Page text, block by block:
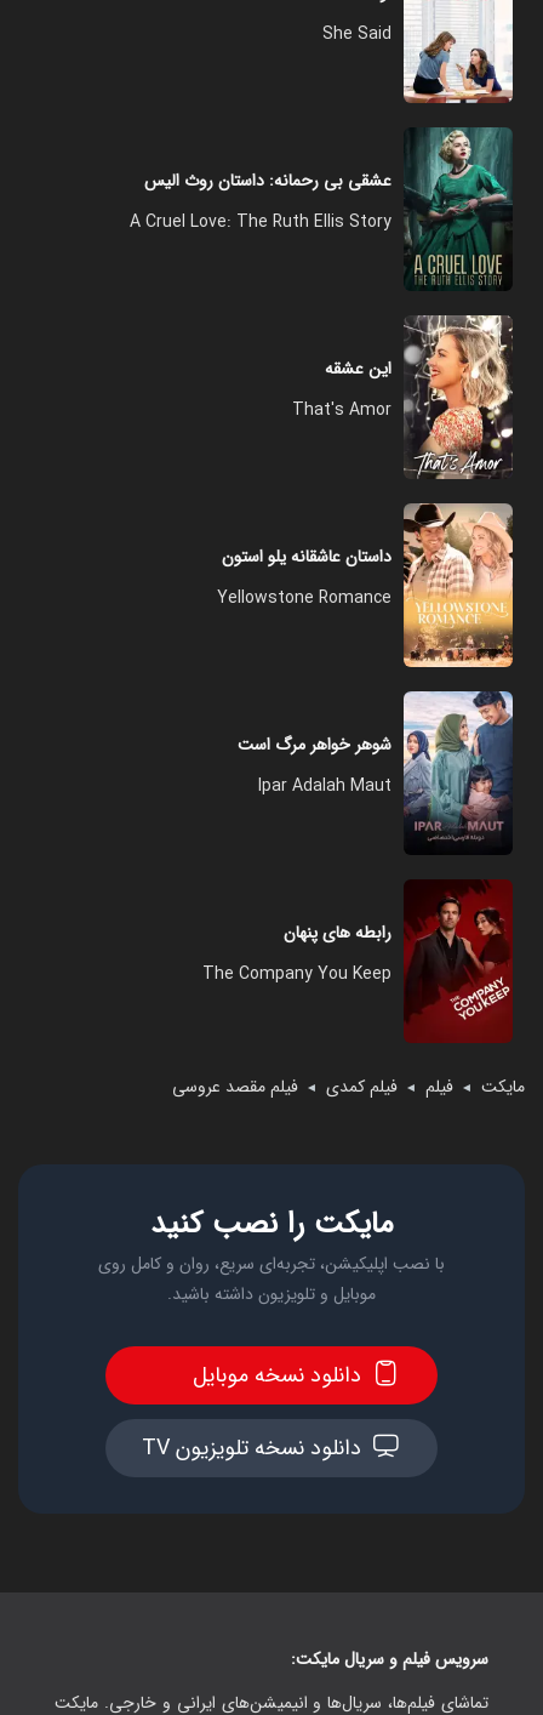
مایکت ◄ فیلم ◄ فیلم کمدی ◄ فیلم مقصد عروسی
She Said
عشقی بی رحمانه: داستان روث الیس
A Cruel Love: The Ruth Ellis Story
این عشقه
That's Amor
داستان عاشقانه یلو استون
Yellowstone Romance
شوهر خواهر مرگ است
Ipar Adalah Maut
رابطه های پنهان
The Company You Keep
مایکت را نصب کنید
با نصب اپلیکیشن، تجربه‌ای سریع، روان و کامل روی
موبایل و تلویزیون داشته باشید.
دانلود نسخه موبایل
دانلود نسخه تلویزیون TV
سرویس فیلم و سریال مایکت:
تماشای فیلم‌ها، سریال‌ها و انیمیشن‌های ایرانی و خارجی. مایکت